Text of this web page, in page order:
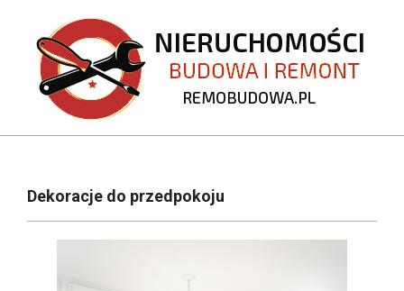
content
REMOBUDOWA.PL
NavigationDekoracje do przedpokoju